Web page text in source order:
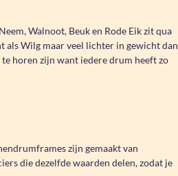
Walnoot, Beuk en Rode Eik zit qua
als Wilg maar veel lichter in gewicht dan
horen zijn want iedere drum heeft zo
zijn gemaakt van
die dezelfde waarden delen, zodat je